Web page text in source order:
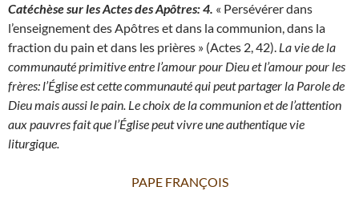
Catéchèse sur les Actes des Apôtres: 4. « Persévérer dans
l’enseignement des Apôtres et dans la communion, dans la
fraction du pain et dans les prières » (Actes 2, 42). La vie de la
communauté primitive entre l’amour pour Dieu et l’amour pour les
frères: l’Église est cette communauté qui peut partager la Parole de
Dieu mais aussi le pain. Le choix de la communion et de l’attention
aux pauvres fait que l’Église peut vivre une authentique vie
liturgique.
PAPE FRANÇOIS